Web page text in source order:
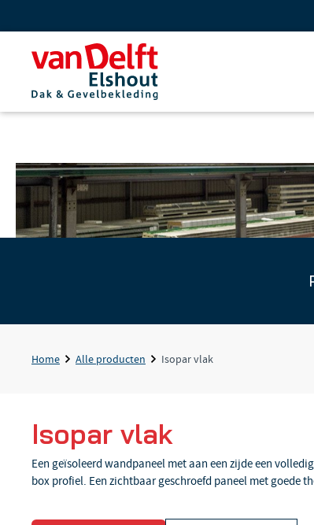
Home Alle producten Isopar vlak
Isopar vlak
Een geïsoleerd wandpaneel met aan een zijde een
box profiel. Een zichtbaar geschroefd paneel met goede